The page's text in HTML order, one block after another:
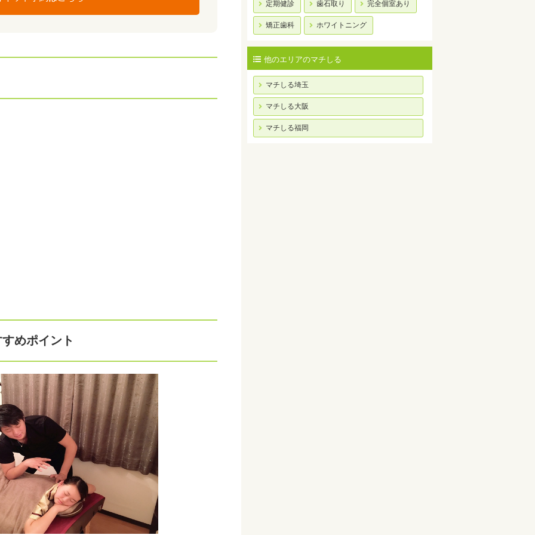
めポイント
定期健診 歯石取り 完全個室あり
矯正歯科 ホワイトニング
他のエリアのマチしる
マチしる埼玉
マチしる大阪
マチしる福岡